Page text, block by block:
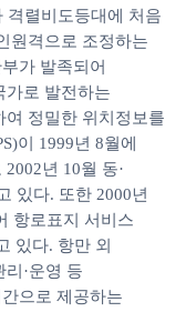
격렬비도등대에 처음
원격으로 조정하는
가 발족되어
가로 발전하는
정밀한 위치정보를
이 1999년 8월에
년 10월 동·
있다. 또한 2000년
항로표지 서비스
있다. 항만 외
·운영 등
으로 제공하는